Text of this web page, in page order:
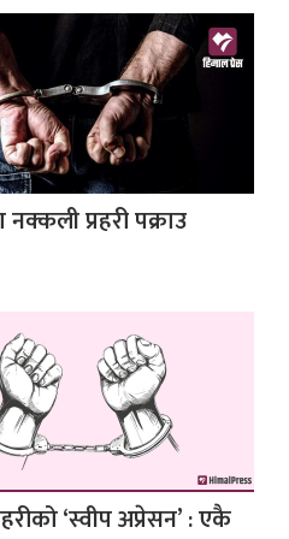
प्रहरी पक्राउ
‘स्वीप अप्रेसन’ : एकै